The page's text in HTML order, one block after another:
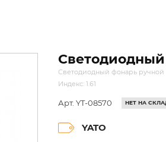
Светодиодный фонарь ручной
Индекс: 1.61
Арт. YT-08570 НЕТ НА
YATO